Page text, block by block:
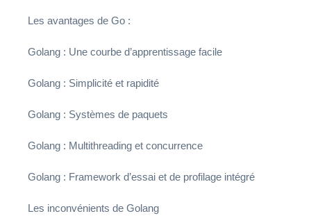
Les avantages de Go :
Golang : Une courbe d’apprentissage facile
Golang : Simplicité et rapidité
Golang : Systèmes de paquets
Golang : Multithreading et concurrence
Golang : Framework d’essai et de profilage intégré
Les inconvénients de Golang